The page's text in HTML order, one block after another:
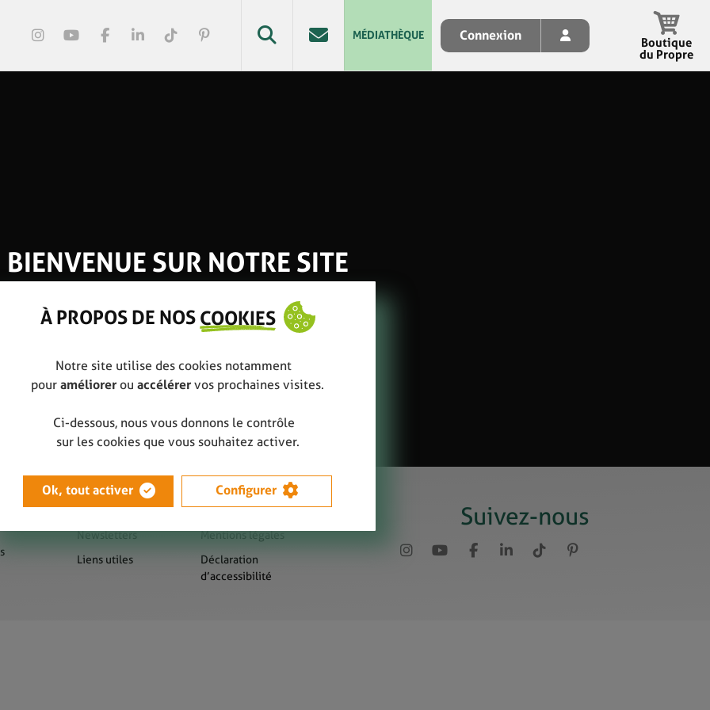
MÉDIATHÈQUE Connexion
Boutique
du Propre
Presse
Newsletters
Liens utiles
Sitemap
Mentions légales
Déclaration
d’accessibilité
Suivez-nous
BIENVENUE SUR NOTRE SITE
À PROPOS DE NOS COOKIES
Notre site utilise des cookies notamment
pour améliorer ou accélérer vos prochaines visites.
Ci-dessous, nous vous donnons le contrôle
sur les cookies que vous souhaitez activer.
Ok, tout activer Configurer